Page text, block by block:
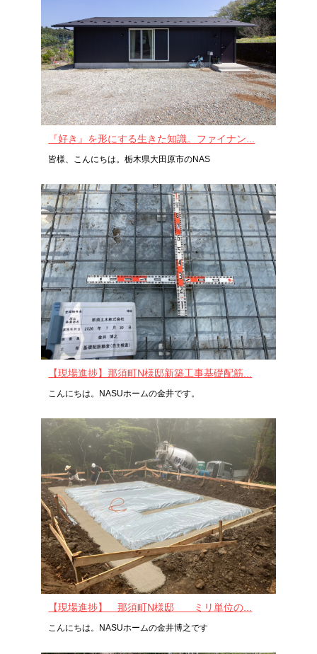
『好き』を形にする生きた知識。ファイナン...
皆様、こんにちは。栃木県大田原市のNAS
【現場進捗】那須町N様邸新築工事基礎配筋...
こんにちは。NASUホームの金井です。
【現場進捗】 那須町N様邸 ミリ単位の...
こんにちは。NASUホームの金井博之です